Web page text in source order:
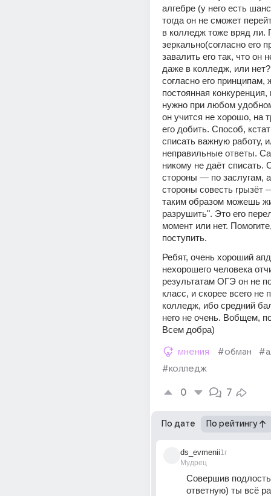
алгебре (у него есть
тогда он не сможет
в колледж тоже вряд ли.
зеркально(согласно его
завалить его так, что он
даже в колледж, или
согласно его принципам,
постоянная конкуренция,
нужно при любом
он учится не хорошо, на
его добить. Способ,
списать важную работу,
неправильные ответы.
никому не даёт списать.
стороны — по заслугам,
стороны совесть
таким образом можешь
разрушить". Это его
момент или нет.
поступить.
Ребят, очень хороший
нехорошего человека
результатам ОГЭ он не
класс, и скорее всего не
колледж, ибо средний
него не очень. Вобщем,
Всем добра)
мнения #обман
#колледж
0 7
По дате По рейтингу
ds_evmenii
Мудрец
1г
Совершив
ответную) ты всё